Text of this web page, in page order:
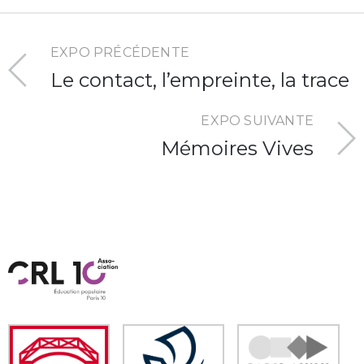
EXPO PRÉCÉDENTE
Le contact, l’empreinte, la trace
EXPO SUIVANTE
Mémoires Vives